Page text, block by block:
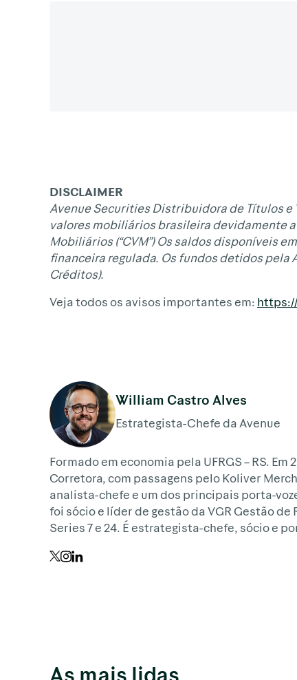
DISCLAIMER
Avenue Securities Distribuidora de Títulos e
valores mobiliários brasileira devidamente
Mobiliários (“CVM”) Os saldos disponíveis
financeira regulada. Os fundos detidos pela
Créditos).
Veja todos os avisos importantes em:
William Castro Alves
Estrategista-Chefe da Avenue
Formado em economia pela UFRGS – RS.
Corretora, com passagens pelo Koliver
analista-chefe e um dos principais porta-
foi sócio e líder de gestão da VGR Gestão
Series 7 e 24. É estrategista-chefe, sócio e
As mais lidas